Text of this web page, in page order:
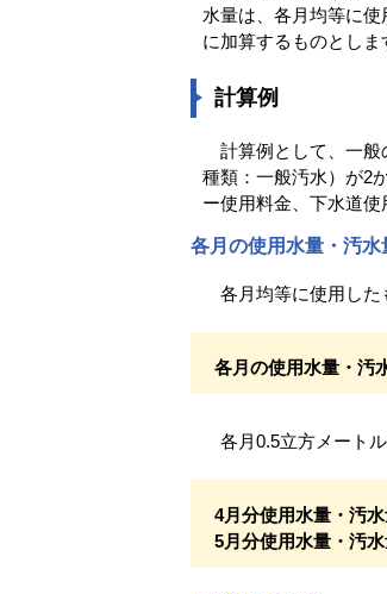
水量は、各月均等に
に加算するものとしま
計算例
計算例として、一般
種類：一般汚水）が2
ー使用料金、下水道使
各月の使用水量・汚水
各月均等に使用した
各月の使用水量・汚
各月0.5立方メートル
4月分使用水量・汚
5月分使用水量・汚